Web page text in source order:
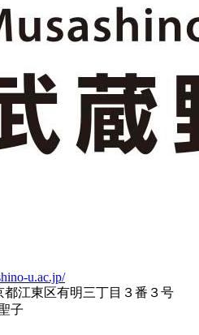
u.ac.jp/
江東区有明三丁目３番３号
子